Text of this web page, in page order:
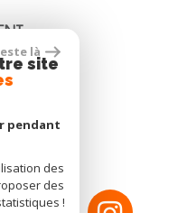
là
site
pendant
des
des
!